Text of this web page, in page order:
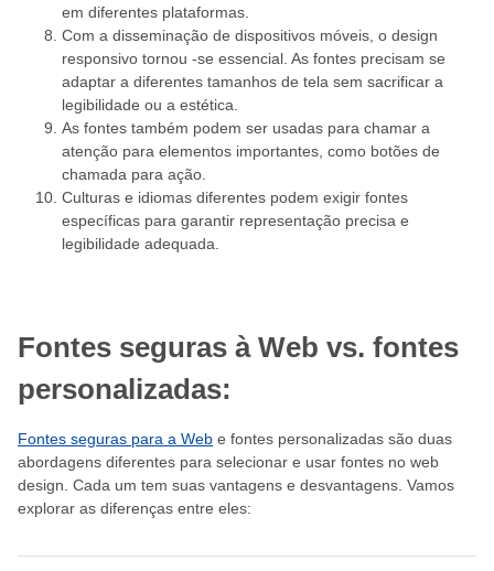
em diferentes plataformas.
Com a disseminação de dispositivos móveis, o design
responsivo tornou -se essencial. As fontes precisam se
adaptar a diferentes tamanhos de tela sem sacrificar a
legibilidade ou a estética.
As fontes também podem ser usadas para chamar a
atenção para elementos importantes, como botões de
chamada para ação.
Culturas e idiomas diferentes podem exigir fontes
específicas para garantir representação precisa e
legibilidade adequada.
Fontes seguras à Web vs. fontes
personalizadas:
Fontes seguras para a Web e fontes personalizadas são duas
abordagens diferentes para selecionar e usar fontes no web
design. Cada um tem suas vantagens e desvantagens. Vamos
explorar as diferenças entre eles: